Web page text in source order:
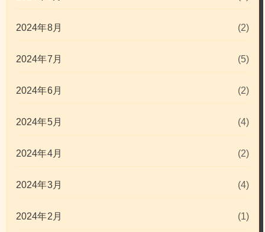
2024年8月 (2)
2024年7月 (5)
2024年6月 (2)
2024年5月 (4)
2024年4月 (2)
2024年3月 (4)
2024年2月 (1)